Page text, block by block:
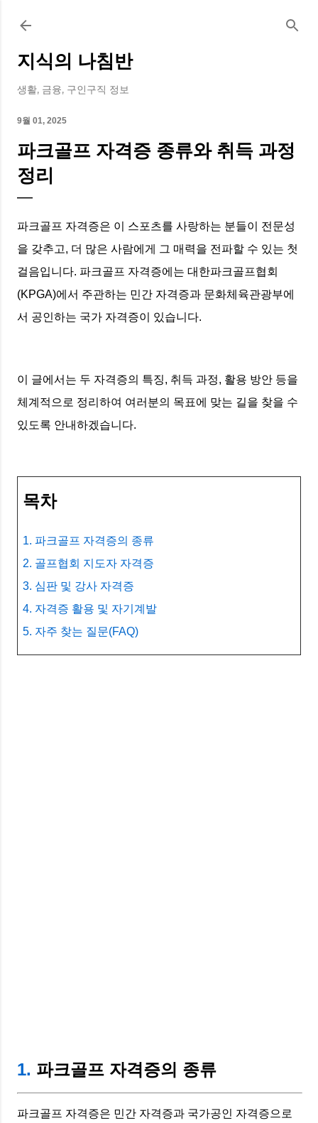
지식의 나침반
생활, 금융, 구인구직 정보
9월 01, 2025
파크골프 자격증 종류와 취득 과정
정리
파크골프 자격증은 이 스포츠를 사랑하는 분들이 전문성
을 갖추고, 더 많은 사람에게 그 매력을 전파할 수 있는 첫
걸음입니다. 파크골프 자격증에는 대한파크골프협회
(KPGA)에서 주관하는 민간 자격증과 문화체육관광부에
서 공인하는 국가 자격증이 있습니다.
이 글에서는 두 자격증의 특징, 취득 과정, 활용 방안 등을
체계적으로 정리하여 여러분의 목표에 맞는 길을 찾을 수
있도록 안내하겠습니다.
목차
1. 파크골프 자격증의 종류
2. 골프협회 지도자 자격증
3. 심판 및 강사 자격증
4. 자격증 활용 및 자기계발
5. 자주 찾는 질문(FAQ)
1. 파크골프 자격증의 종류
파크골프 자격증은 민간 자격증과 국가공인 자격증으로